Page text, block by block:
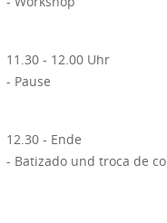
11.30 - 12.00 Uhr
- Pause
12.30 - Ende
- Batizado und troca de